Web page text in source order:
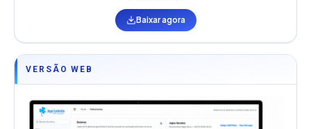
Baixar agora
VERSÃO WEB